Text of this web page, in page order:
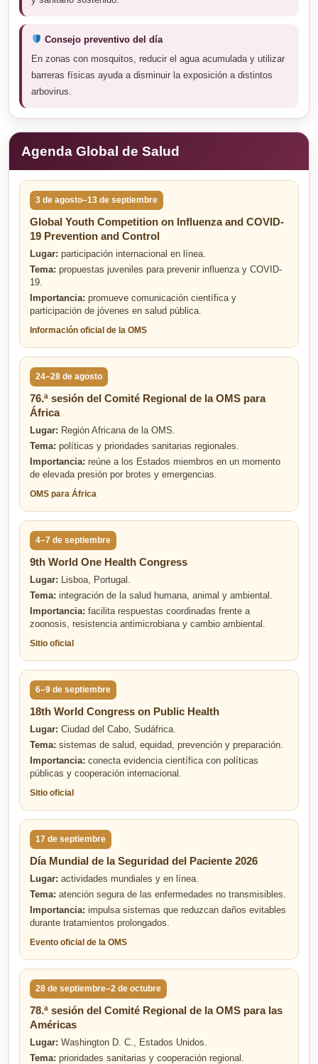
Consejo preventivo del día
En zonas con mosquitos, reducir el agua acumulada y utilizar
barreras físicas ayuda a disminuir la exposición a distintos
arbovirus.
Agenda Global de Salud
3 de agosto–13 de septiembre
Global Youth Competition on Influenza and COVID-
19 Prevention and Control
Lugar: participación internacional en línea.
Tema: propuestas juveniles para prevenir influenza y COVID-
19.
Importancia: promueve comunicación científica y
participación de jóvenes en salud pública.
Información oficial de la OMS
24–28 de agosto
76.ª sesión del Comité Regional de la OMS para
África
Lugar: Región Africana de la OMS.
Tema: políticas y prioridades sanitarias regionales.
Importancia: reúne a los Estados miembros en un momento
de elevada presión por brotes y emergencias.
OMS para África
4–7 de septiembre
9th World One Health Congress
Lugar: Lisboa, Portugal.
Tema: integración de la salud humana, animal y ambiental.
Importancia: facilita respuestas coordinadas frente a
zoonosis, resistencia antimicrobiana y cambio ambiental.
Sitio oficial
6–9 de septiembre
18th World Congress on Public Health
Lugar: Ciudad del Cabo, Sudáfrica.
Tema: sistemas de salud, equidad, prevención y preparación.
Importancia: conecta evidencia científica con políticas
públicas y cooperación internacional.
Sitio oficial
17 de septiembre
Día Mundial de la Seguridad del Paciente 2026
Lugar: actividades mundiales y en línea.
Tema: atención segura de las enfermedades no transmisibles.
Importancia: impulsa sistemas que reduzcan daños evitables
durante tratamientos prolongados.
Evento oficial de la OMS
28 de septiembre–2 de octubre
78.ª sesión del Comité Regional de la OMS para las
Américas
Lugar: Washington D. C., Estados Unidos.
Tema: prioridades sanitarias y cooperación regional.